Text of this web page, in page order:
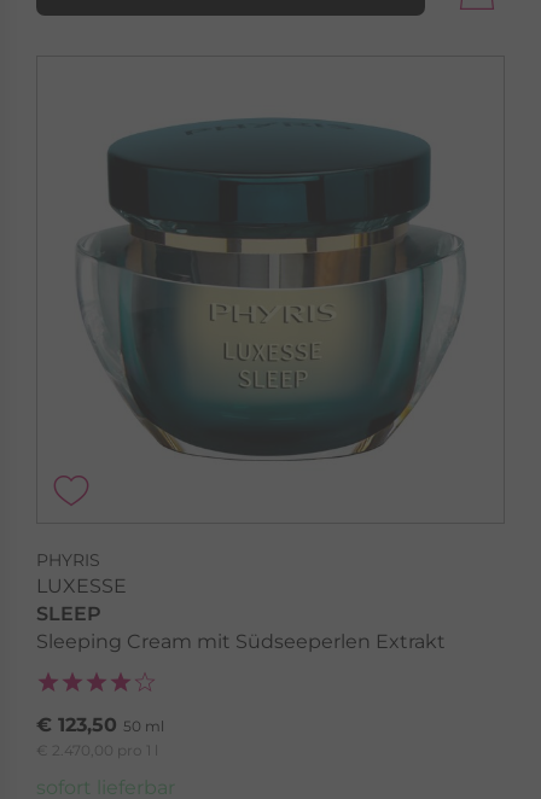
PHYRIS
LUXESSE
SLEEP
Sleeping Cream mit Südseeperlen Extrakt
€ 123,50 50 ml
€ 2.470,00 pro 1 l
sofort lieferbar